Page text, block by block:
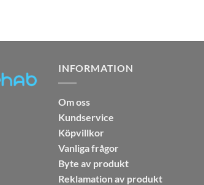
INFORMATION
Om oss
Kundservice
Köpvillkor
Vanliga frågor
Byte av produkt
Reklamation av produkt